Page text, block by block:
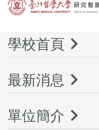
學校首頁
最新消息
單位簡介